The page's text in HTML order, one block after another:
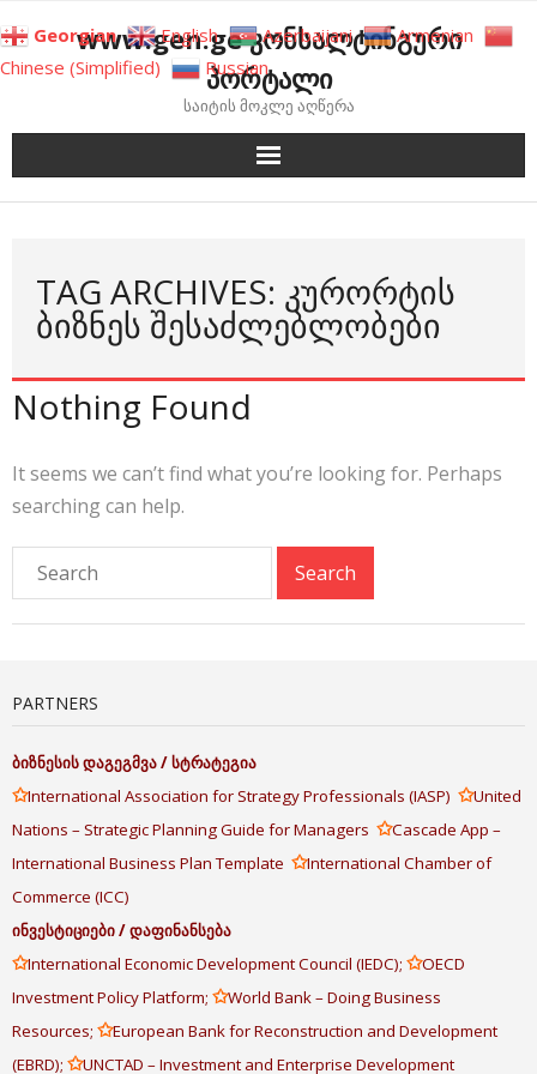
to
content
www.gen.ge კონსალტინგური
პორტალი
საიტის მოკლე აღწერა
TAG ARCHIVES: ᲙᲣᲠᲝᲠᲢᲘᲡ
ᲑᲘᲖᲜᲔᲡ ᲨᲔᲡᲐᲫᲚᲔᲑᲚᲝᲑᲔᲑᲘ
Nothing Found
It seems we can’t find what you’re looking for. Perhaps
searching can help.
PARTNERS
ბიზნესისდაგეგმვა/სტრატეგია
✩International Association for Strategy Professionals (IASP) ✩United
Nations – Strategic Planning Guide for Managers ✩Cascade App –
International Business Plan Template ✩International Chamber of
Commerce (ICC)
ინვესტიციები/დაფინანსება
✩International Economic Development Council (IEDC); ✩OECD
Investment Policy Platform; ✩World Bank – Doing Business
Resources; ✩European Bank for Reconstruction and Development
(EBRD); ✩UNCTAD – Investment and Enterprise Development
Georgian English Azerbaijani
Armenian
Chinese (Simplified)
Russian